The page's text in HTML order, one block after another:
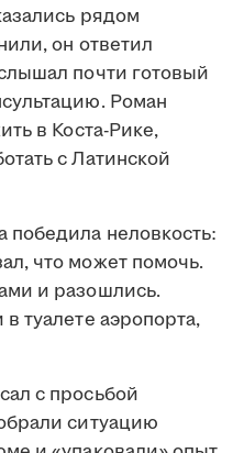
рядом
он ответил
почти готовый
Роман
в Коста-Рике,
с Латинской
неловкость:
что может помочь.
и разошлись.
туалете аэропорта,
с просьбой
ситуацию